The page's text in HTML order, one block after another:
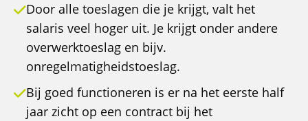
Door alle toeslagen die je krijgt, valt het
salaris veel hoger uit. Je krijgt onder andere
overwerktoeslag en bijv.
onregelmatigheidstoeslag.
Bij goed functioneren is er na het eerste half
jaar zicht op een contract bij het